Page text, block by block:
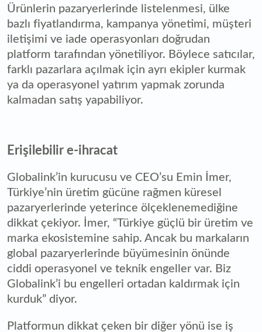
Ürünlerin pazaryerlerinde listelenmesi, ülke
bazlı fiyatlandırma, kampanya yönetimi, müşteri
iletişimi ve iade operasyonları doğrudan
platform tarafından yönetiliyor. Böylece satıcılar,
farklı pazarlara açılmak için ayrı ekipler kurmak
ya da operasyonel yatırım yapmak zorunda
kalmadan satış yapabiliyor.
Erişilebilir e-ihracat
Globalink’in kurucusu ve CEO’su Emin İmer,
Türkiye’nin üretim gücüne rağmen küresel
pazaryerlerinde yeterince ölçeklenemediğine
dikkat çekiyor. İmer, “Türkiye güçlü bir üretim ve
marka ekosistemine sahip. Ancak bu markaların
global pazaryerlerinde büyümesinin önünde
ciddi operasyonel ve teknik engeller var. Biz
Globalink’i bu engelleri ortadan kaldırmak için
kurduk” diyor.
Platformun dikkat çeken bir diğer yönü ise iş